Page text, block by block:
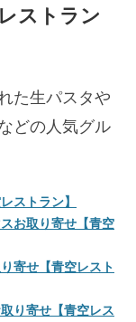
ストラン
た生パスタや
どの人気グル
ストラン】
お取り寄せ【青空
寄せ【青空レスト
り寄せ【青空レス